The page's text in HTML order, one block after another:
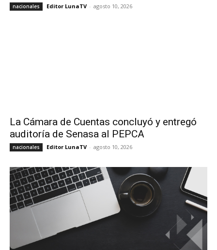
nacionales Editor LunaTV - agosto 10, 2026
La Cámara de Cuentas concluyó y entregó
auditoría de Senasa al PEPCA
nacionales Editor LunaTV - agosto 10, 2026